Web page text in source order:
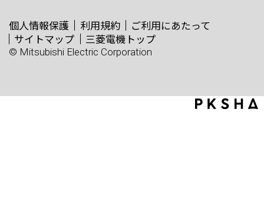
個人情報保護 利用規約
ご利用にあたって
サイトマップ
三菱電機トップ
© Mitsubishi Electric Corporation